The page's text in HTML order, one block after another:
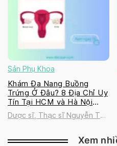
Sản Phụ Khoa
Khám Đa Nang Buồng
Trứng Ở Đâu? 8 Địa Chỉ Uy
Tín Tại HCM và Hà Nội
2026
Dược sĩ, Thạc sĩ Nguyễn Thị
Xem